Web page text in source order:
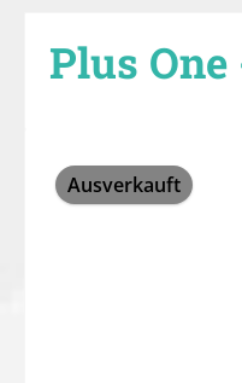
Plus
Bildergalerie
Ausverkauft